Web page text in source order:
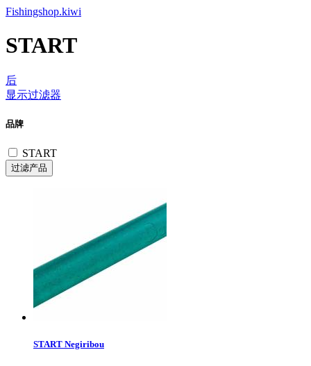
Fishingshop.kiwi
START
后
显示过滤器
品牌
START
START Negiribou